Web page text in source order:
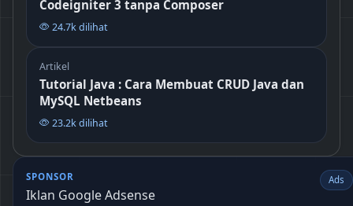
Codeigniter 3 tanpa Composer
24.7k dilihat
Artikel
Tutorial Java : Cara Membuat CRUD Java dan
MySQL Netbeans
23.2k dilihat
SPONSOR
Iklan Google Adsense
Ads